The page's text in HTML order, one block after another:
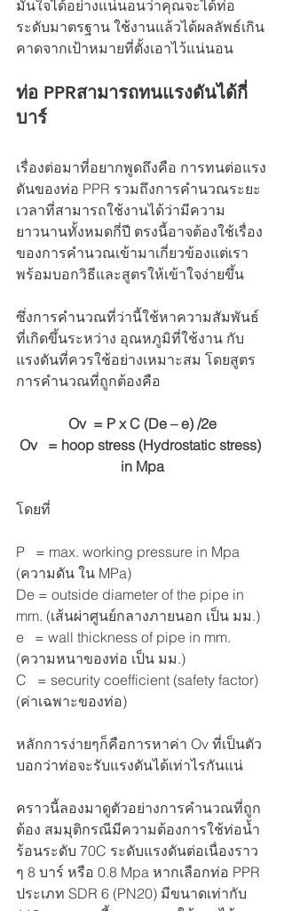
มั่นใจได้อย่างแน่นอนว่าคุณจะได้ท่อ
ระดับมาตรฐาน ใช้งานแล้วได้ผลลัพธ์เกิน
คาดจากเป้าหมายที่ตั้งเอาไว้แน่นอน
ท่อ PPRสามารถทนแรงดันได้กี่
บาร์
เรื่องต่อมาที่อยากพูดถึงคือ การทนต่อแรง
ดันของท่อ PPR รวมถึงการคำนวณระยะ
เวลาที่สามารถใช้งานได้ว่ามีความ
ยาวนานทั้งหมดกี่ปี ตรงนี้อาจต้องใช้เรื่อง
ของการคำนวณเข้ามาเกี่ยวข้องแต่เรา
พร้อมบอกวิธีและสูตรให้เข้าใจง่ายขึ้น
ซึ่งการคำนวณที่ว่านี้ใช้หาความสัมพันธ์
ที่เกิดขึ้นระหว่าง อุณหภูมิที่ใช้งาน กับ
แรงดันที่ควรใช้อย่างเหมาะสม โดยสูตร
การคำนวณที่ถูกต้องคือ
Ov  = P x C (De – e) /2e
Ov   = hoop stress (Hydrostatic stress)
in Mpa
โดยที่
P   = max. working pressure in Mpa
(ความดัน ใน MPa)
De = outside diameter of the pipe in
mm. (เส้นผ่าศูนย์กลางภายนอก เป็น มม.)
e   = wall thickness of pipe in mm.
(ความหนาของท่อ เป็น มม.)
C   = security coefficient (safety factor)
(ค่าเฉพาะของท่อ)
หลักการง่ายๆก็คือการหาค่า Ov ที่เป็นตัว
บอกว่าท่อจะรับแรงดันได้เท่าไรกันแน่
คราวนี้ลองมาดูตัวอย่างการคำนวณที่ถูก
ต้อง สมมุติกรณีมีความต้องการใช้ท่อน้ำ
ร้อนระดับ 70C ระดับแรงดันต่อเนื่องราว
ๆ 8 บาร์ หรือ 0.8 Mpa หากเลือกท่อ PPR
ประเภท SDR 6 (PN20) มีขนาดเท่ากับ